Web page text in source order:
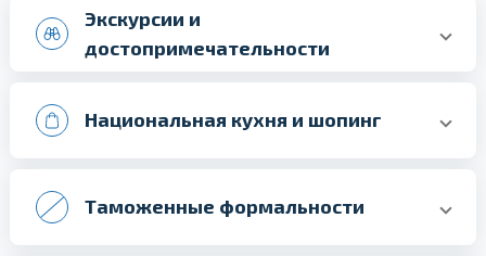
Экскурсии и
достопримечательности
Национальная кухня и шопинг
Таможенные формальности